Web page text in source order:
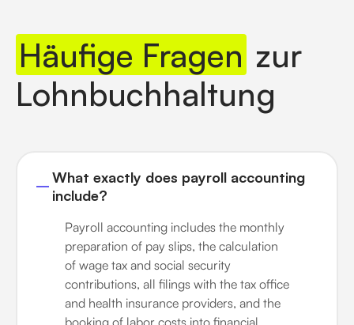
Häufige Fragen zur
Lohnbuchhaltung
What exactly does payroll accounting
include?
Payroll accounting includes the monthly
preparation of pay slips, the calculation
of wage tax and social security
contributions, all filings with the tax office
and health insurance providers, and the